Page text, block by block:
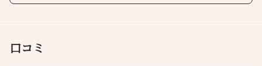
口コミ